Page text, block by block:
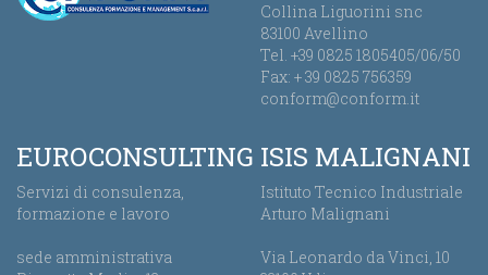
Collina Liguorini snc
83100 Avellino
Tel. +39 0825 1805405/06/50
Fax: + 39 0825 756359
conform@conform.it
EUROCONSULTING
Servizi di consulenza,
formazione e lavoro
sede amministrativa
ISIS MALIGNANI
Istituto Tecnico Industriale
Arturo Malignani
Via Leonardo da Vinci, 10